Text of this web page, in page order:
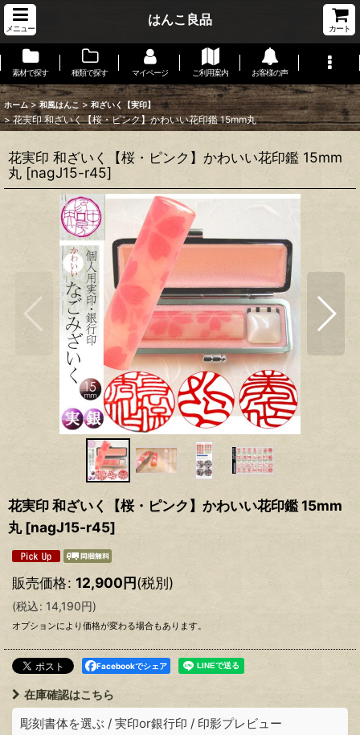
メニュー
はんこ良品
カート
素材で探す 種類で探す マイページ ご利用案内 お客様の声
ホーム > 和風はんこ > 和ざいく【実印】
> 花実印 和ざいく【桜・ピンク】かわいい花印鑑 15mm丸
花実印 和ざいく【桜・ピンク】かわいい花印鑑 15mm
丸 [nagJ15-r45]
花実印 和ざいく【桜・ピンク】かわいい花印鑑 15mm
丸 [nagJ15-r45]
販売価格: 12,900円(税別)
(税込: 14,190円)
オプションにより価格が変わる場合もあります。
Facebookでシェア
在庫確認はこちら
彫刻書体を選ぶ / 実印or銀行印 / 印影プレビュー